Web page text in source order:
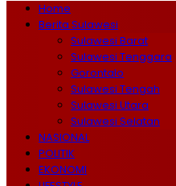
Home
Berita Sulawesi
Sulawesi Barat
Sulawesi Tenggara
Gorontalo
Sulawesi Tengah
Sulawesi Utara
Sulawesi Selatan
NASIONAL
POLITIK
EKONOMI